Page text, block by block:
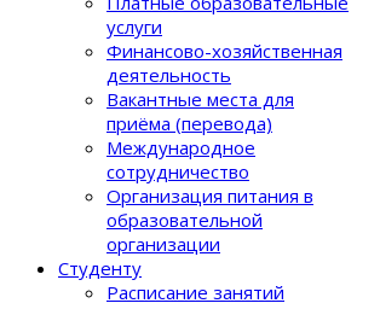
услуги
Финансово-хозяйственная
деятельность
Вакантные места для
приёма (перевода)
Международное
сотрудничество
Организация питания в
образовательной
организации
Студенту
Расписание занятий